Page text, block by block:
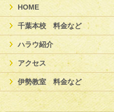
HOME
千葉本校 料金など
ハラウ紹介
アクセス
伊勢教室 料金など